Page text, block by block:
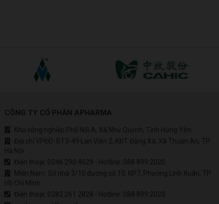
CÔNG TY CỔ PHẦN APHARMA
Khu công nghiệp Phố Nối A, Xã Như Quỳnh, Tỉnh Hưng Yên
Địa chỉ VPĐD: BT3-49 Lan Viên 2, KĐT Đặng Xá, Xã Thuận An, TP.
Hà Nội
Điện thoại: 0246 290 4629 - Hotline: 088 899 2020
Miền Nam: Số nhà 3/10 đường số 10, KP7, Phường Linh Xuân, TP.
Hồ Chí Minh
Điện thoại: 0282 261 2828 - Hotline: 088 899 2020